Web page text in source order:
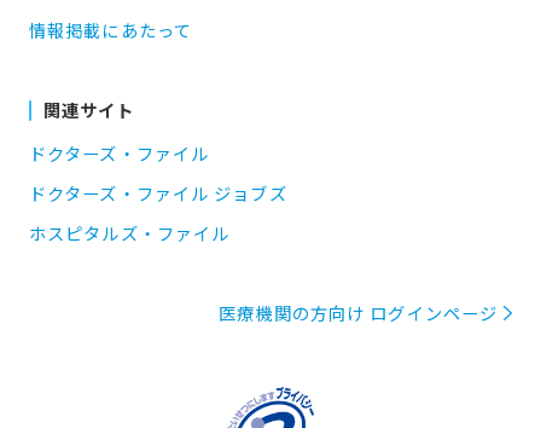
情報掲載にあたって
関連サイト
ドクターズ・ファイル
ドクターズ・ファイル ジョブズ
ホスピタルズ・ファイル
医療機関の方向け ログインページ